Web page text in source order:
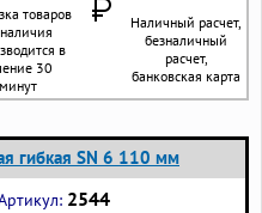
товаров
в
30
минут
Наличный расчет,
безналичный
расчет,
банковская карта
гибкая SN 6 110 мм
2544